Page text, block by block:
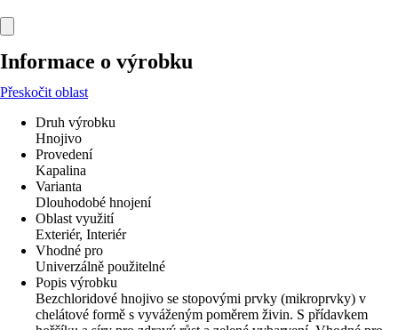
Informace o výrobku
Přeskočit oblast
Druh výrobku
Hnojivo
Provedení
Kapalina
Varianta
Dlouhodobé hnojení
Oblast využití
Exteriér, Interiér
Vhodné pro
Univerzálně použitelné
Popis výrobku
Bezchloridové hnojivo se stopovými prvky (mikroprvky) v
chelátové formě s vyváženým poměrem živin. S přídavkem